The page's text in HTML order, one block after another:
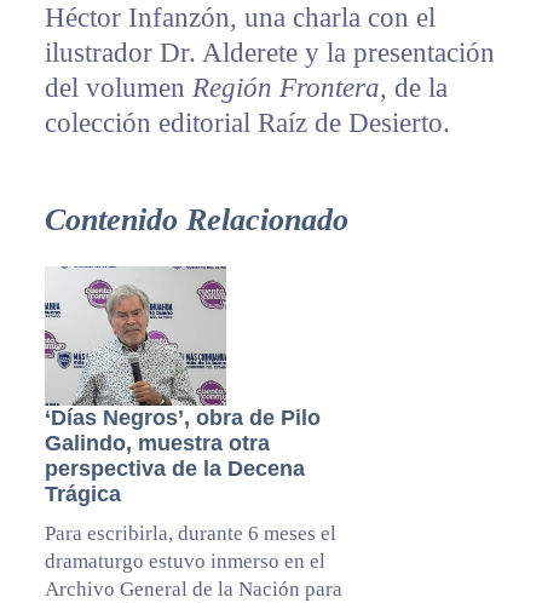
Héctor Infanzón, una charla con el
ilustrador Dr. Alderete y la presentación
del volumen Región Frontera, de la
colección editorial Raíz de Desierto.
Contenido Relacionado
‘Días Negros’, obra de Pilo
Galindo, muestra otra
perspectiva de la Decena
Trágica
Para escribirla, durante 6 meses el
dramaturgo estuvo inmerso en el
Archivo General de la Nación para